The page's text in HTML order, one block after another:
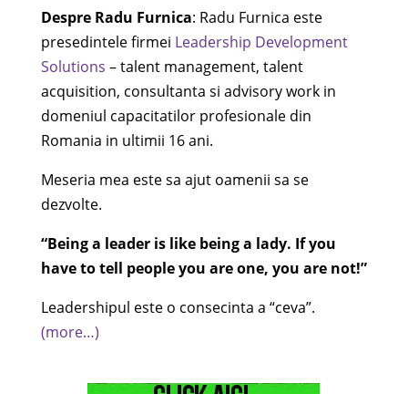
Despre Radu Furnica: Radu Furnica este
presedintele firmei Leadership Development
Solutions – talent management, talent
acquisition, consultanta si advisory work in
domeniul capacitatilor profesionale din
Romania in ultimii 16 ani.
Meseria mea este sa ajut oamenii sa se
dezvolte.
“Being a leader is like being a lady. If you
have to tell people you are one, you are not!”
Leadershipul este o consecinta a “ceva”.
(more…)